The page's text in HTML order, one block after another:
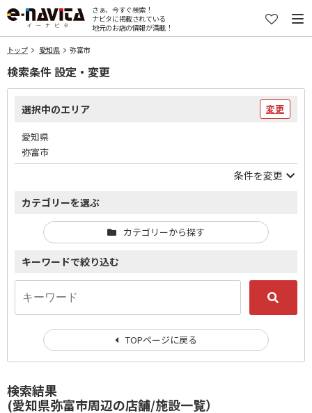
さぁ、今すぐ検索！
ナビタに掲載されている
地元のお店の情報が満載！
トップ 愛知県 弥富市
検索結果
(愛知県弥富市周辺の店舗/施設一覧）
検索条件 設定・変更
選択中のエリア 変更
愛知県
弥富市
条件を変更
カテゴリーを選ぶ
カテゴリーから探す
キーワードで絞り込む
TOPページに戻る